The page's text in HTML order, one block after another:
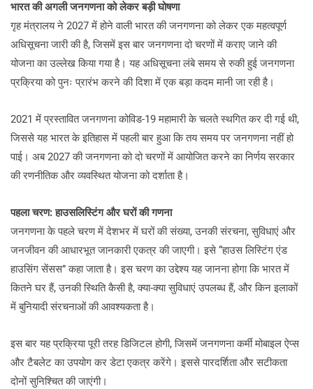
भारत की अगली जनगणना को लेकर बड़ी घोषणा
गृह मंत्रालय ने 2027 में होने वाली भारत की जनगणना को लेकर एक महत्वपूर्ण
अधिसूचना जारी की है, जिसमें इस बार जनगणना दो चरणों में कराए जाने की
योजना का उल्लेख किया गया है। यह अधिसूचना लंबे समय से रुकी हुई जनगणना
प्रक्रिया को पुनः प्रारंभ करने की दिशा में एक बड़ा कदम मानी जा रही है।
2021 में प्रस्तावित जनगणना कोविड-19 महामारी के चलते स्थगित कर दी गई थी,
जिससे यह भारत के इतिहास में पहली बार हुआ कि तय समय पर जनगणना नहीं हो
पाई। अब 2027 की जनगणना को दो चरणों में आयोजित करने का निर्णय सरकार
की रणनीतिक और व्यवस्थित योजना को दर्शाता है।
पहला चरण: हाउसलिस्टिंग और घरों की गणना
जनगणना के पहले चरण में देशभर में घरों की संख्या, उनकी संरचना, सुविधाएं और
जनजीवन की आधारभूत जानकारी एकत्र की जाएगी। इसे “हाउस लिस्टिंग एंड
हाउसिंग सेंसस” कहा जाता है। इस चरण का उद्देश्य यह जानना होगा कि भारत में
कितने घर हैं, उनकी स्थिति कैसी है, क्या-क्या सुविधाएं उपलब्ध हैं, और किन इलाकों
में बुनियादी संरचनाओं की आवश्यकता है।
इस बार यह प्रक्रिया पूरी तरह डिजिटल होगी, जिसमें जनगणना कर्मी मोबाइल ऐप्स
और टैबलेट का उपयोग कर डेटा एकत्र करेंगे। इससे पारदर्शिता और सटीकता
दोनों सुनिश्चित की जाएंगी।